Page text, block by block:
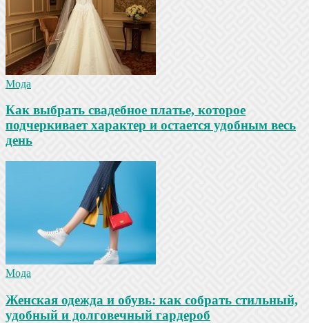
Мода
Как выбрать свадебное платье, которое
подчеркивает характер и остается удобным весь
день
Мода
Женская одежда и обувь: как собрать стильный,
удобный и долговечный гардероб